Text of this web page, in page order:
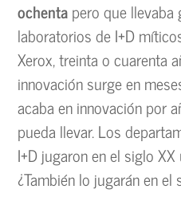
ochentapero que llevaba
laboratorios de I+D
Xerox, treinta o cuarenta
innovación surge en
acaba en innovación por
pueda llevar. Los
I+D jugaron en el siglo
¿También lo jugarán en el